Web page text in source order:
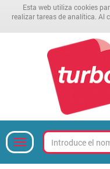
Esta web utiliza cookies
realizar tareas de analítica. Al